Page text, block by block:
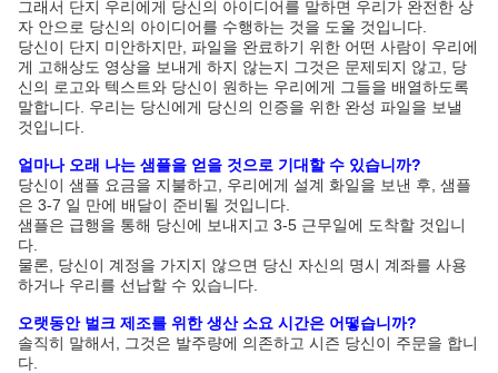
그래서 단지 우리에게 당신의 아이디어를 말하면 우리가 완전한 상
자 안으로 당신의 아이디어를 수행하는 것을 도울 것입니다.
당신이 단지 미안하지만, 파일을 완료하기 위한 어떤 사람이 우리에
게 고해상도 영상을 보내게 하지 않는지 그것은 문제되지 않고, 당
신의 로고와 텍스트와 당신이 원하는 우리에게 그들을 배열하도록
말합니다. 우리는 당신에게 당신의 인증을 위한 완성 파일을 보낼
것입니다.
얼마나 오래 나는 샘플을 얻을 것으로 기대할 수 있습니까?
당신이 샘플 요금을 지불하고, 우리에게 설계 화일을 보낸 후, 샘플
은 3-7 일 만에 배달이 준비될 것입니다.
샘플은 급행을 통해 당신에 보내지고 3-5 근무일에 도착할 것입니
다.
물론, 당신이 계정을 가지지 않으면 당신 자신의 명시 계좌를 사용
하거나 우리를 선납할 수 있습니다.
오랫동안 벌크 제조를 위한 생산 소요 시간은 어떻습니까?
솔직히 말해서, 그것은 발주량에 의존하고 시즌 당신이 주문을 합니
다.